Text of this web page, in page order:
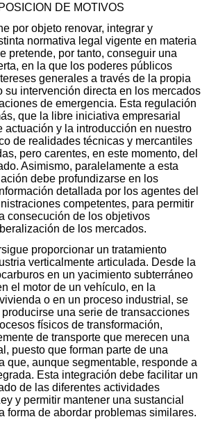
DE MOTIVOS
por objeto renovar, integrar y
normativa legal vigente en materia
pretende, por tanto, conseguir una
en la que los poderes públicos
generales a través de la propia
su intervención directa en los mercados
de emergencia. Esta regulación
que la libre iniciativa empresarial
actuación y la introducción en nuestro
de realidades técnicas y mercantiles
pero carentes, en este momento, del
Asimismo, paralelamente a esta
debe profundizarse en los
detallada por los agentes del
competentes, para permitir
consecución de los objetivos
de los mercados.
proporcionar un tratamiento
verticalmente articulada. Desde la
en un yacimiento subterráneo
el motor de un vehículo, en la
o en un proceso industrial, se
una serie de transacciones
físicos de transformación,
de transporte que merecen una
puesto que forman parte de una
que, aunque segmentable, responde a
Esta integración debe facilitar un
de las diferentes actividades
y permitir mantener una sustancial
forma de abordar problemas similares.